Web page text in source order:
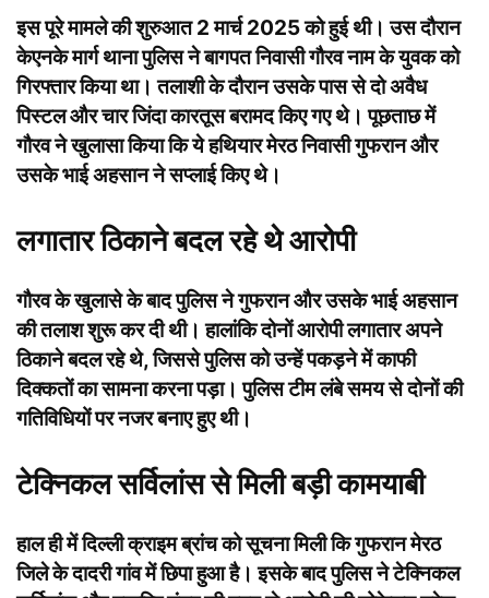
इस पूरे मामले की शुरुआत 2 मार्च 2025 को हुई थी। उस दौरान
केएनके मार्ग थाना पुलिस ने बागपत निवासी गौरव नाम के युवक को
गिरफ्तार किया था। तलाशी के दौरान उसके पास से दो अवैध
पिस्टल और चार जिंदा कारतूस बरामद किए गए थे। पूछताछ में
गौरव ने खुलासा किया कि ये हथियार मेरठ निवासी गुफरान और
उसके भाई अहसान ने सप्लाई किए थे।
लगातार ठिकाने बदल रहे थे आरोपी
गौरव के खुलासे के बाद पुलिस ने गुफरान और उसके भाई अहसान
की तलाश शुरू कर दी थी। हालांकि दोनों आरोपी लगातार अपने
ठिकाने बदल रहे थे, जिससे पुलिस को उन्हें पकड़ने में काफी
दिक्कतों का सामना करना पड़ा। पुलिस टीम लंबे समय से दोनों की
गतिविधियों पर नजर बनाए हुए थी।
टेक्निकल सर्विलांस से मिली बड़ी कामयाबी
हाल ही में दिल्ली क्राइम ब्रांच को सूचना मिली कि गुफरान मेरठ
जिले के दादरी गांव में छिपा हुआ है। इसके बाद पुलिस ने टेक्निकल